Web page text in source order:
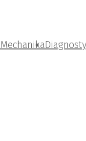
Mechanika